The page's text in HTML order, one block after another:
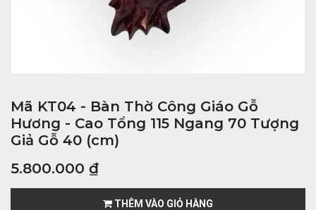
Mã KT04 - Bàn Thờ Công Giáo Gỗ
Hương - Cao Tổng 115 Ngang 70 Tượng
Giả Gỗ 40 (cm)
5.800.000 ₫
THÊM VÀO GIỎ HÀNG